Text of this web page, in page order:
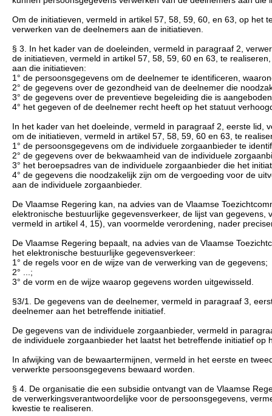
Om de initiatieven, vermeld in artikel 57, 58, 59, 60, en 63, op het
verwerken van de deelnemers aan de initiatieven.
§ 3. In het kader van de doeleinden, vermeld in paragraaf 2,
de initiatieven, vermeld in artikel 57, 58, 59, 60 en 63, te
aan die initiatieven:
1° de persoonsgegevens om de deelnemer te identificeren,
2° de gegevens over de gezondheid van de deelnemer die
3° de gegevens over de preventieve begeleiding die is
4° het gegeven of de deelnemer recht heeft op het statuut
In het kader van het doeleinde, vermeld in paragraaf 2, eerste lid,
om de initiatieven, vermeld in artikel 57, 58, 59, 60 en 63, te
1° de persoonsgegevens om de individuele zorgaanbieder te
2° de gegevens over de bekwaamheid van de individuele
3° het beroepsadres van de individuele zorgaanbieder die het
4° de gegevens die noodzakelijk zijn om de vergoeding voor de
aan de individuele zorgaanbieder.
De Vlaamse Regering kan, na advies van de Vlaamse
elektronische bestuurlijke gegevensverkeer, de lijst van
vermeld in artikel 4, 15), van voormelde verordening, nader
De Vlaamse Regering bepaalt, na advies van de Vlaamse
het elektronische bestuurlijke gegevensverkeer:
1° de regels voor en de wijze van de verwerking van de gegevens;
2° ...;
3° de vorm en de wijze waarop gegevens worden uitgewisseld.
§3/1. De gegevens van de deelnemer, vermeld in paragraaf 3,
deelnemer aan het betreffende initiatief.
De gegevens van de individuele zorgaanbieder, vermeld in
de individuele zorgaanbieder het laatst het betreffende initiatief op
In afwijking van de bewaartermijnen, vermeld in het eerste en
verwerkte persoonsgegevens bewaard worden.
§ 4. De organisatie die een subsidie ontvangt van de Vlaamse
de verwerkingsverantwoordelijke voor de persoonsgegevens,
kwestie te realiseren.